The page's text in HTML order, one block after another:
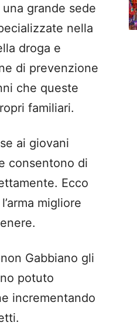
grande sede
nella
droga e
di prevenzione
che queste
familiari.
ai giovani
consentono di
Ecco
migliore
Gabbiano gli
potuto
incrementando